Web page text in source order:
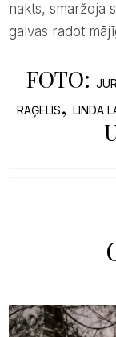
nakts, smaržoja
galvas radot
FOTO:
RAĢELIS, LINDA